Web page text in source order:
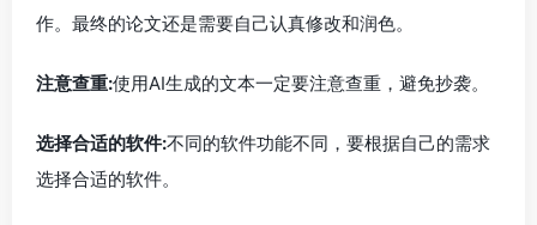
作。最终的论文还是需要自己认真修改和润色。
注意查重:使用AI生成的文本一定要注意查重，避免抄袭。
选择合适的软件:不同的软件功能不同，要根据自己的需求
选择合适的软件。